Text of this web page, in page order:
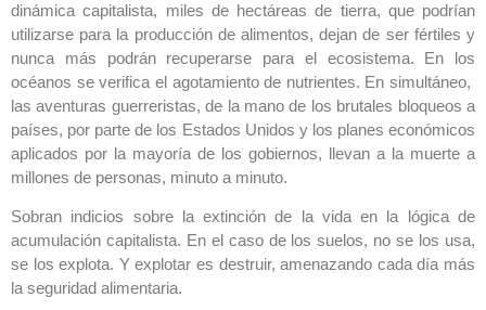
dinámica capitalista, miles de hectáreas de tierra, que podrían
utilizarse para la producción de alimentos, dejan de ser fértiles y
nunca más podrán recuperarse para el ecosistema. En los
océanos se verifica el agotamiento de nutrientes. En simultáneo,
las aventuras guerreristas, de la mano de los brutales bloqueos a
países, por parte de los Estados Unidos y los planes económicos
aplicados por la mayoría de los gobiernos, llevan a la muerte a
millones de personas, minuto a minuto.
Sobran indicios sobre la extinción de la vida en la lógica de
acumulación capitalista. En el caso de los suelos, no se los usa,
se los explota. Y explotar es destruir, amenazando cada día más
la seguridad alimentaria.